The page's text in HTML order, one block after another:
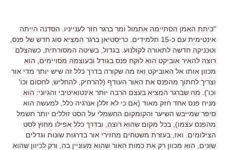
"כיתת האמן הסתיימה אתמול ומר ברגר חזר לענייניו. הסדנה הייתה
אינטימית עם כ-15 תלמידים. כריסטיאן ברגר המציא סוג חדש של פנס,
וטכניקה חדשה לתאורה לקולנוע. בגדול, בשיטה המסורתית, כשהצלם
רוצה להאיר אוביקט הוא לוקח פנס בגודל ובעוצמה מסויימים, הוא
מכוון אותו אל האוביקט ואז מה שקורה בדרך כלל זה שיש יותר מדי אור
וצריך לחתוך מהפנס את האור העודף (להרחיק, להחליש, לחסום וכו'
וכו'). מה שברגר המציא בעצם הרבה יותר אינטואיטיבי והגיוני: הוא
מניח פנס אחד חזק מאוד (אם כי לא זללן אנרגיה כלל, למעשה הוא
סיפר שמייבש השיער והקומקום החשמלי על הסט זוללים יותר חשמל
מהפנס עצמו), בכל מקום שהוא רוצה, ובדרך כלל אפילו מחוץ לסט
הצילומים. ואז, בעזרת משטחים מחזירי אור בדרגות שונות וגדלים
שונים, הוא מכוון רק את כמות האור שהוא מעוניין בה, ורק לכיוון שהוא